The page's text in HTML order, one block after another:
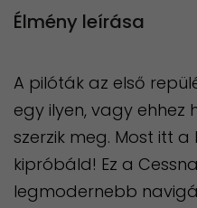
Élmény leírása
A pilóták az első
egy ilyen, vagy
szerzik meg. Most itt a
kipróbáld! Ez a
legmodernebb